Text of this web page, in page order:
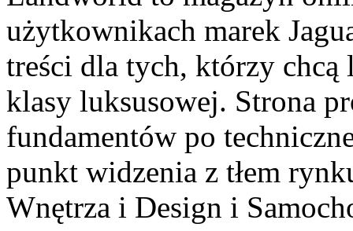
użytkownikach marek
treści dla tych, którzy chcą
klasy luksusowej. Strona
fundamentów po
punkt widzenia z tłem
Wnętrza i Design i